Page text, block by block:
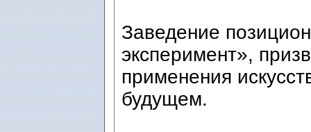
Заведение
эксперимент»,
применения
будущем.